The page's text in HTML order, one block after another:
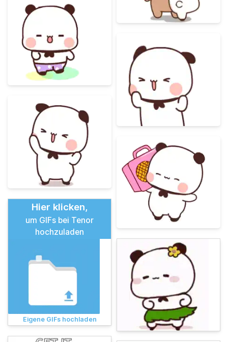
Hier klicken,
um GIFs bei Tenor
hochzuladen
Eigene GIFs hochladen